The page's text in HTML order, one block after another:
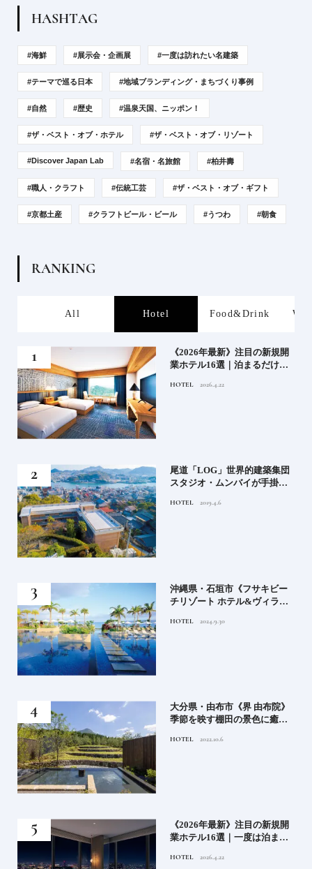
HASHTAG
#海鮮 #展示会・企画展 #一度は訪れたい名建築
#テーマで巡る日本 #地域ブランディング・まちづくり事例
#自然 #歴史 #温泉天国、ニッポン！
#ザ・ベスト・オブ・ホテル #ザ・ベスト・オブ・リゾート
#Discover Japan Lab #名宿・名旅館 #柏井壽
#職人・クラフト #伝統工芸 #ザ・ベスト・オブ・ギフト
#京都土産 #クラフトビール・ビール #うつわ #朝食
RANKING
All Hotel Food&Drink
《2026年最新》注目の新規開
業ホテル16選｜泊まるだけで
ル
HOTEL 2026.4.22
尾道「LOG」世界的建築集団
スタジオ・ムンバイが手掛け
HOTEL 2019.4.6
沖縄県・石垣市《フサキビー
チリゾート ホテル&ヴィラ
でゆるりと島時間を楽しむ
HOTEL 2024.9.30
大分県・由布市《界 由布院》
季節を映す棚田の景色に癒さ
HOTEL 2022.10.6
《2026年最新》注目の新規開
業ホテル16選｜一度は泊まり
ホテル
HOTEL 2026.4.22